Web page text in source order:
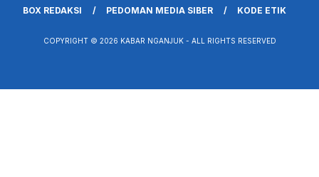
BOX REDAKSI PEDOMAN MEDIA SIBER KODE ETIK
COPYRIGHT © 2026 KABAR NGANJUK - ALL RIGHTS RESERVED